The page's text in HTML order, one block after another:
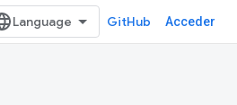
GitHub Acceder